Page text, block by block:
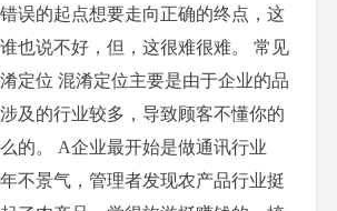
误的起点想要走向正确的终点，这
也说不好，但，这很难很难。 常见
定位 混淆定位主要是由于企业的品
及的行业较多，导致顾客不懂你的
的。 A企业最开始是做通讯行业
不景气，管理者发现农产品行业挺